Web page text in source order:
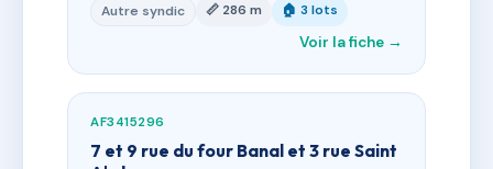
Autre syndic 📏 286 m 🏠 3 lots
Voir la fiche →
AF3415296
7 et 9 rue du four Banal et 3 rue Saint